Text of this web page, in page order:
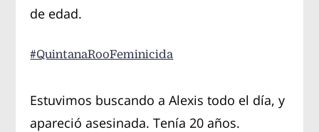
de edad.
#QuintanaRooFeminicida
Estuvimos buscando a Alexis todo el día, y
apareció asesinada. Tenía 20 años.